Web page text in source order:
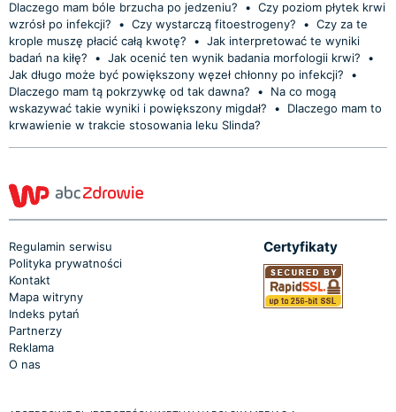
Dlaczego mam bóle brzucha po jedzeniu? • Czy poziom płytek krwi
wzrósł po infekcji?
• Czy wystarczą fitoestrogeny? • Czy za te
krople muszę płacić całą kwotę?
• Jak interpretować te wyniki
badań na kiłę?
• Jak ocenić ten wynik badania morfologii krwi?
•
Jak długo może być powiększony węzeł chłonny po infekcji?
•
Dlaczego mam tą pokrzywkę od tak dawna?
•
Na co mogą
wskazywać takie wyniki i powiększony migdał?
•
Dlaczego mam to
krwawienie w trakcie stosowania leku Slinda?
Regulamin serwisu
Polityka prywatności
Kontakt
Mapa witryny
Indeks pytań
Partnerzy
Reklama
O nas
Certyfikaty